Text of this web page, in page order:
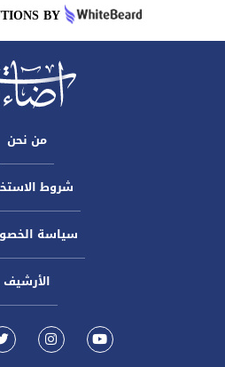
BY
من نحن
شروط
سياسة
الأرشيف